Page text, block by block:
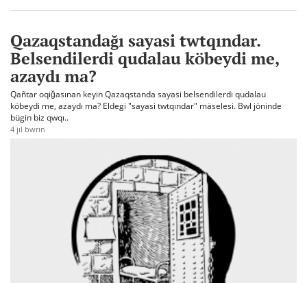
Qazaqstandağı sayasi twtqındar.
Belsendilerdi qudalau köbeydi me,
azaydı ma?
Qañtar oqiğasınan keyin Qazaqstanda sayasi belsendilerdi qudalau
köbeydi me, azaydı ma? Eldegi "sayasi twtqındar" mäselesi. Bwl jöninde
bügin biz qwqı..
4 jıl bwrın